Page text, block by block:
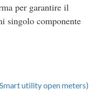
per garantire il
singolo componente
utility open meters)